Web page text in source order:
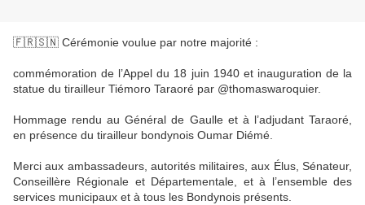
🇫🇷🇸🇳 Cérémonie voulue par notre majorité :
commémoration de l’Appel du 18 juin 1940 et inauguration de la
statue du tirailleur Tiémoro Taraoré par @thomaswaroquier.
Hommage rendu au Général de Gaulle et à l’adjudant Taraoré,
en présence du tirailleur bondynois Oumar Diémé.
Merci aux ambassadeurs, autorités militaires, aux Élus, Sénateur,
Conseillère Régionale et Départementale, et à l’ensemble des
services municipaux et à tous les Bondynois présents.